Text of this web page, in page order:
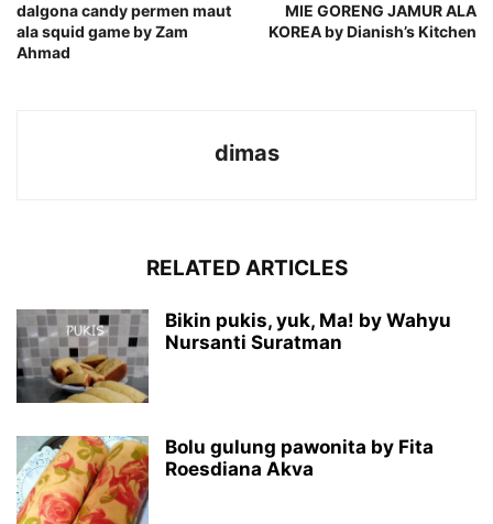
dalgona candy permen maut
ala squid game by Zam
Ahmad
MIE GORENG JAMUR ALA
KOREA by Dianish’s Kitchen
dimas
RELATED ARTICLES
Bikin pukis, yuk, Ma! by Wahyu
Nursanti Suratman
Bolu gulung pawonita by Fita
Roesdiana Akva